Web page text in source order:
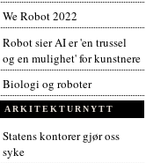
We Robot 2022
Robot sier AI er 'en trussel
og en mulighet' for kunstnere
Biologi og roboter
ARKITEKTURNYTT
Statens kontorer gjør oss
syke